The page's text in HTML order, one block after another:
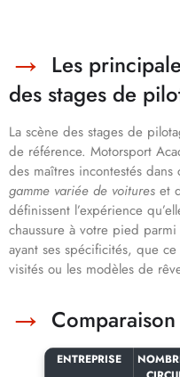
Les
des stages de
La scène des stages de
de référence. Motorsport
des maîtres incontestés
gamme variée de voitures et
définissent l’expérience
chaussure à votre pied
ayant ses spécificités, que
visités ou les modèles de
ENTREPRISE